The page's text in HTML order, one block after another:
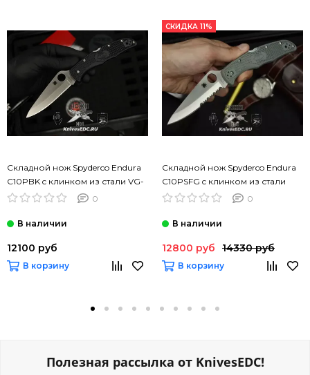
Складной нож Spyderco Endura
C10PBK c клинком из стали VG-
10, рукоять FRN
0
12100 руб
В корзину
СКИДКА 11%
Складной нож Spyderco Endura
C10PSFG c клинком из стали
VG-10, рукоять FRN 0
12800 руб 14330 руб
В корзину
Полезная рассылка от KnivesEDC!